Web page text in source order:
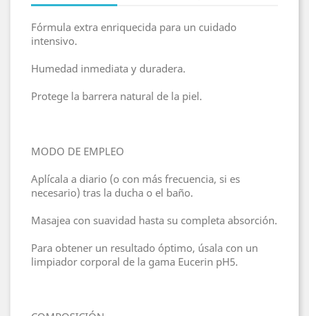
Fórmula extra enriquecida para un cuidado
intensivo.
Humedad inmediata y duradera.
Protege la barrera natural de la piel.
MODO DE EMPLEO
Aplícala a diario (o con más frecuencia, si es
necesario) tras la ducha o el baño.
Masajea con suavidad hasta su completa absorción.
Para obtener un resultado óptimo, úsala con un
limpiador corporal de la gama Eucerin pH5.